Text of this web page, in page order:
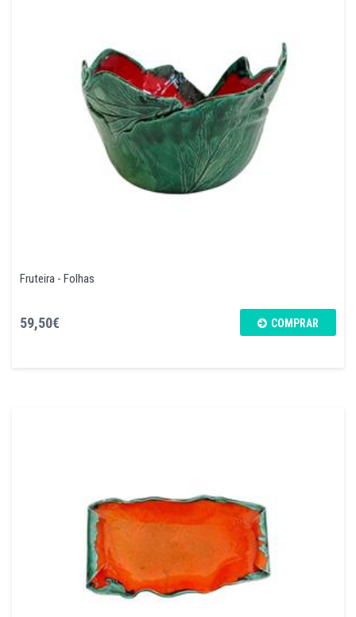
Fruteira - Folhas
59,50€ COMPRAR